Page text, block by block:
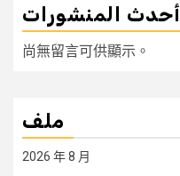
أحدث المنشورات
尚無留言可供顯示。
ملف
2026 年 8 月